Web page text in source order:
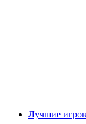
Лучшие